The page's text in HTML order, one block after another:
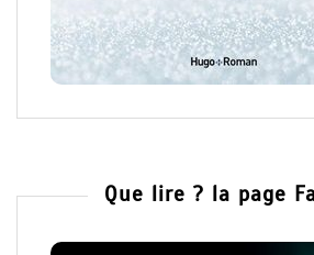
Que lire ? la page